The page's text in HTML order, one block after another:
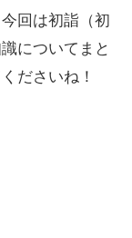
回は初詣（初
についてまと
ださいね！